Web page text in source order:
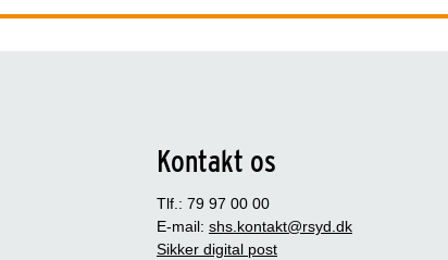
Kontakt os
Tlf.: 79 97 00 00
E-mail: shs.kontakt@rsyd.dk
Sikker digital post